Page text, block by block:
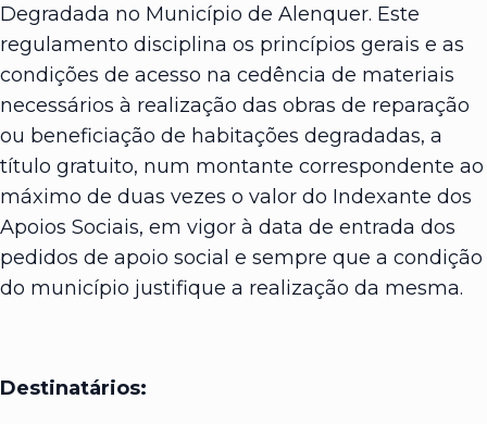
Degradada no Município de Alenquer. Este
regulamento disciplina os princípios gerais e as
condições de acesso na cedência de materiais
necessários à realização das obras de reparação
ou beneficiação de habitações degradadas, a
título gratuito, num montante correspondente ao
máximo de duas vezes o valor do Indexante dos
Apoios Sociais, em vigor à data de entrada dos
pedidos de apoio social e sempre que a condição
do município justifique a realização da mesma.
Destinatários: